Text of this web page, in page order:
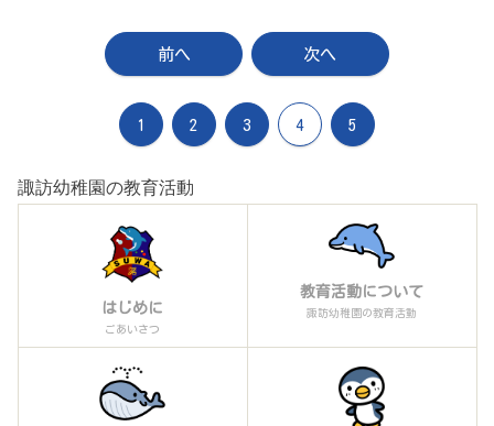
前へ 次へ
1 2 3 4 5
諏訪幼稚園の教育活動
はじめに
ごあいさつ
教育活動について
諏訪幼稚園の教育活動